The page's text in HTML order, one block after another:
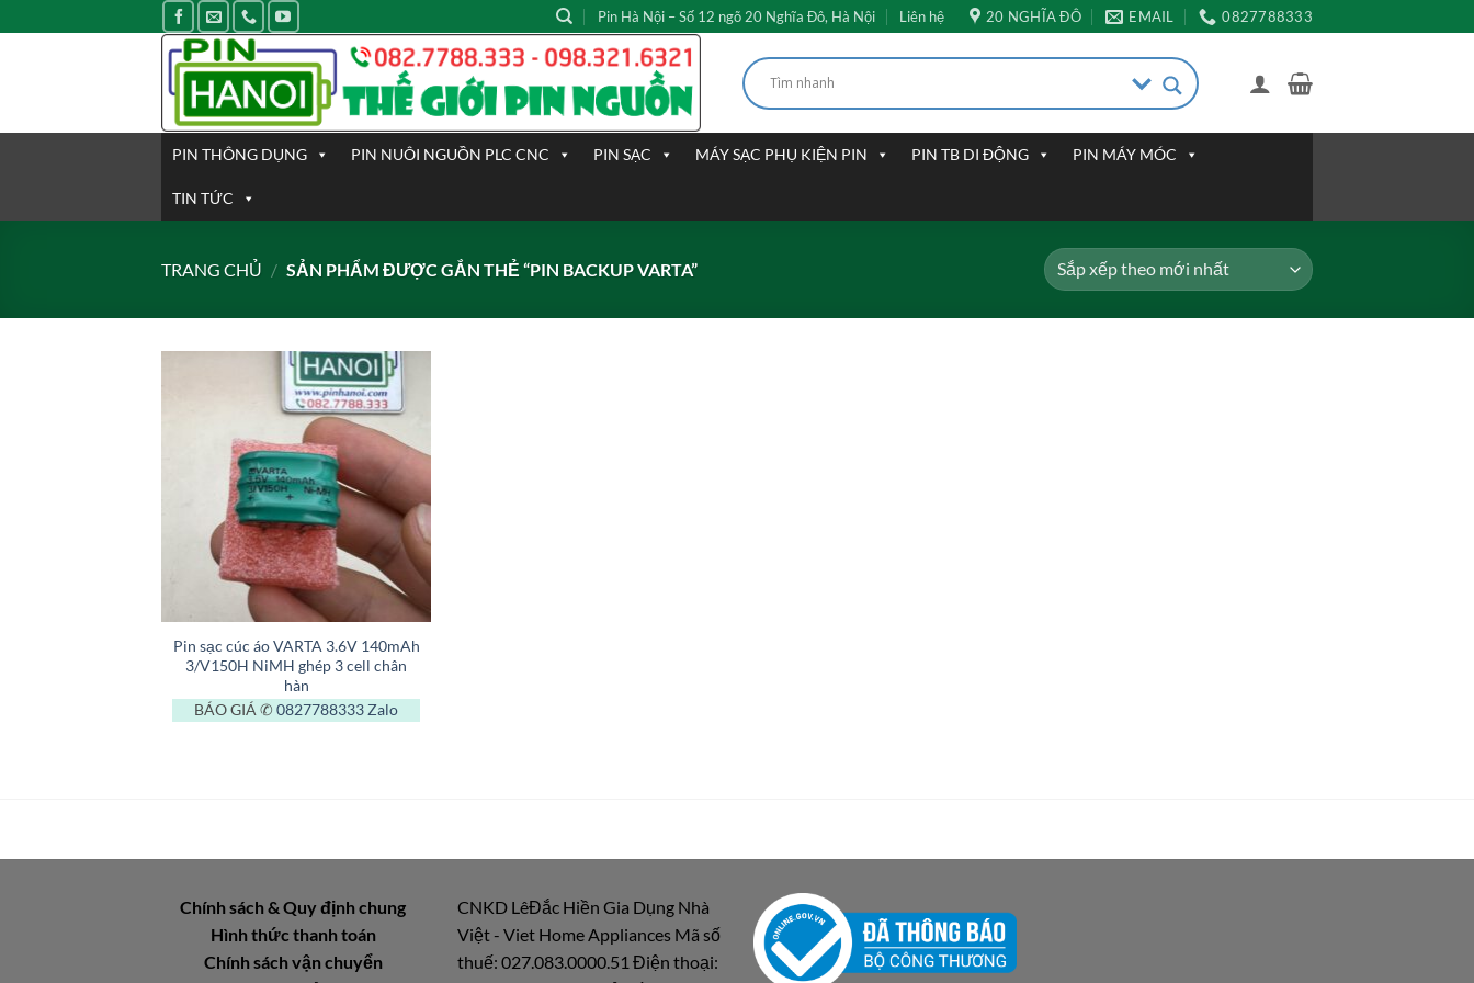
qua
Pin Hà Nội – Số 12 ngõ 20 Nghĩa Đô, Hà Nội Liên hệ 20 NGHĨA ĐÔ EMAIL 0827788333
PIN THÔNG DỤNG PIN NUÔI NGUỒN PLC CNC PIN SẠC MÁY SẠC PHỤ KIỆN PIN PIN TB DI ĐỘNG PIN MÁY MÓC
TIN TỨC
TRANG CHỦ / SẢN PHẨM ĐƯỢC GẮN THẺ “PIN BACKUP VARTA”
Pin sạc cúc áo VARTA 3.6V 140mAh
3/V150H NiMH ghép 3 cell chân
hàn
BÁO GIÁ ✆0827788333 Zalo
Chính sách & Quy định chung
Hình thức thanh toán
Chính sách vận chuyển
CNKD LêĐắc Hiền Gia Dụng Nhà
Việt - Viet Home Appliances Mã số
thuế: 027.083.0000.51 Điện thoại: